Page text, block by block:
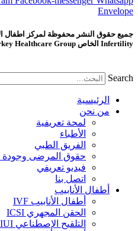
Envelope
Infertility الخاص Turkey Healthcare Group
Search
الرئيسية
من نحن
لمحة تعريفية
الأطباء
الفريق الطبي
حقوق المرضى وجودة
فيديو تعريفي
اتصل بنا
أطفال الأنابيب
أطفال الأنابيب IVF
الحقن المجهري ICSI
التلقيح الإصطناعي IUI